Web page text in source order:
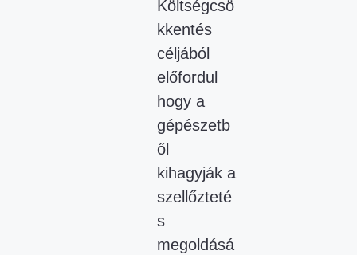
Költségcsö
kkentés
céljából
előfordul
hogy a
gépészetb
ől
kihagyják a
szellőzteté
s
megoldásá